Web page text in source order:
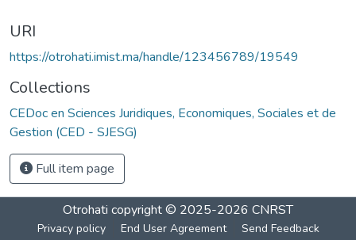
URI
https://otrohati.imist.ma/handle/123456789/19549
Collections
CEDoc en Sciences Juridiques, Economiques, Sociales et de
Gestion (CED - SJESG)
Full item page
Otrohati copyright © 2025-2026 CNRST
Privacy policy End User Agreement Send Feedback